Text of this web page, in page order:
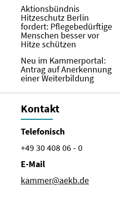
Aktionsbündnis
Hitzeschutz Berlin
fordert: Pflegebedürftige
Menschen besser vor
Hitze schützen
Neu im Kammerportal:
Antrag auf Anerkennung
einer Weiterbildung
Kontakt
Telefonisch
+49 30 408 06 - 0
E-Mail
kammer@aekb.de